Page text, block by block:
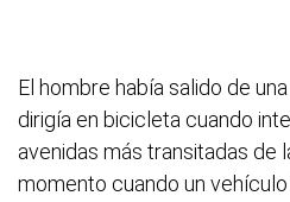
El hombre había salido de
dirigía en bicicleta cuando
avenidas más transitadas de
momento cuando un